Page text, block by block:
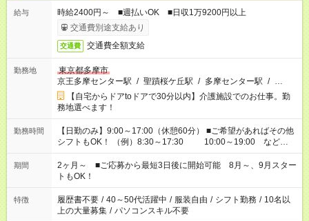
給与
時給2400円～ ■週払いOK ■日収1万9200円以上
交通費別途支給あり
交通費 交通費全額支給
勤務地
東京都多摩市
京王多摩センター駅 / 聖蹟桜ケ丘駅 / 多摩センター駅 / …
【自宅からドアtoドアで30分以内】介護施設でのお仕事。勤
務地選べます！
勤務時間
【日勤のみ】9:00～17:00（休憩60分） ■ご希望があればその他
シフトもOK！ （例）8:30～17:30 10:00～19:00 など
「家族とお休みを合わせたい」 「できれば残業はしたくない」
など、あなたのご希望に沿ったお仕事をご紹介します！ ※Wワ
ーク希望の方へ 今ご覧のお仕事で希望する勤務時間と、もう1つ
のお仕事の勤務時間。 合計で週40時間を超える場合は応募でき
ません
期間
2ヶ月～ ■ご応募から最短3日後に開始可能 8月～、9月スター
トもOK！
特徴 履歴書不要 / 40～50代活躍中 / 服装自由 / シフト勤務 / 10名以
上の大量募集 / パソコンスキル不要